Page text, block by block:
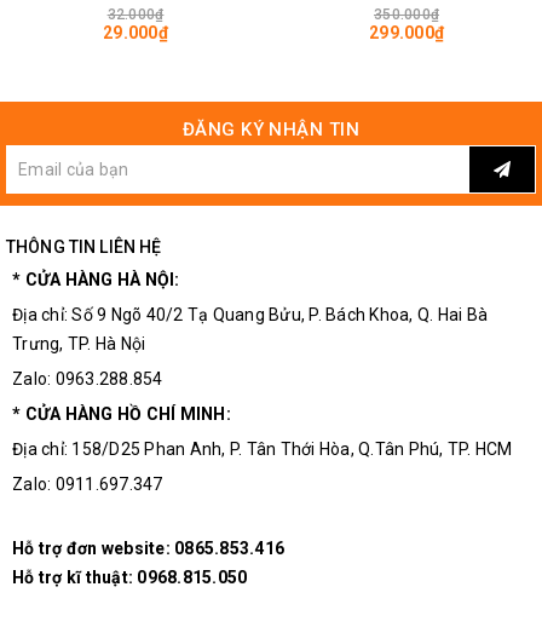
Kích Thước Thực Tế Của Module Khuếch Đại Chỉnh Lưu
32.000₫
29.000₫
12-24VDC 4-8 ohms
350.000₫
299.000₫
ĐĂNG KÝ NHẬN TIN
THÔNG TIN LIÊN HỆ
* CỬA HÀNG HÀ NỘI:
Địa chỉ: Số 9 Ngõ 40/2 Tạ Quang Bửu, P. Bách Khoa, Q. Hai Bà
Trưng, TP. Hà Nội
Zalo: 0963.288.854
* CỬA HÀNG HỒ CHÍ MINH:
Địa chỉ: 158/D25 Phan Anh, P. Tân Thới Hòa, Q.Tân Phú, TP. HCM
Zalo: 0911.697.347
Hỗ trợ đơn website: 0865.853.416
Hỗ trợ kĩ thuật: 0968.815.050